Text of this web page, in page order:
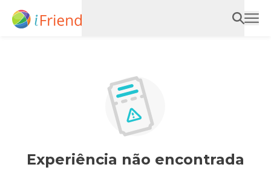
Experiência não encontrada